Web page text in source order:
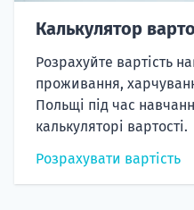
Калькулятор
Розрахуйте вартість
проживання,
Польщі під час
калькуляторі вартості.
Розрахувати вартість